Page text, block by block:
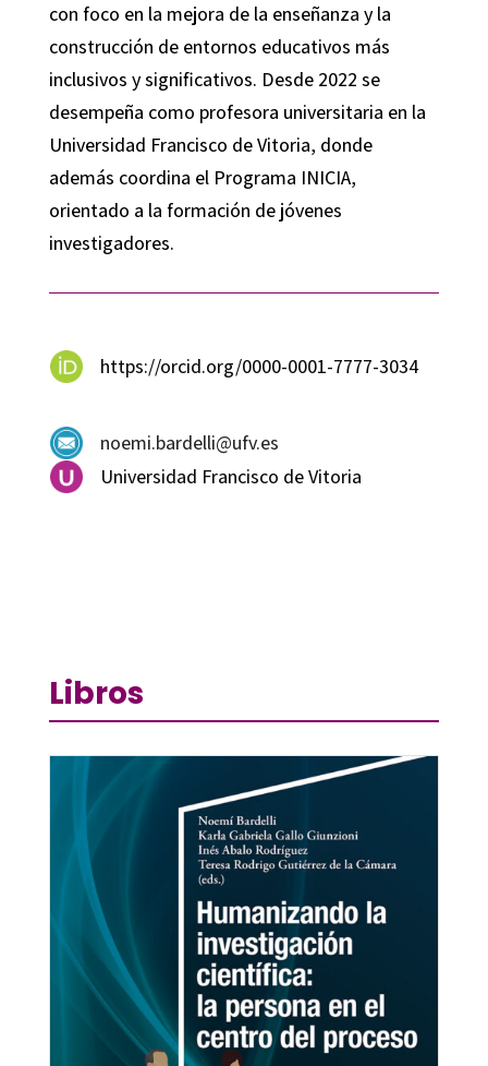
con foco en la mejora de la enseñanza y la
construcción de entornos educativos más
inclusivos y significativos. Desde 2022 se
desempeña como profesora universitaria en la
Universidad Francisco de Vitoria, donde
además coordina el Programa INICIA,
orientado a la formación de jóvenes
investigadores.
https://orcid.org/0000-0001-7777-3034
noemi.bardelli@ufv.es
Universidad Francisco de Vitoria
Libros